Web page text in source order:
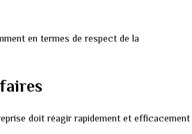
en termes de respect de la
doit réagir rapidement et efficacement